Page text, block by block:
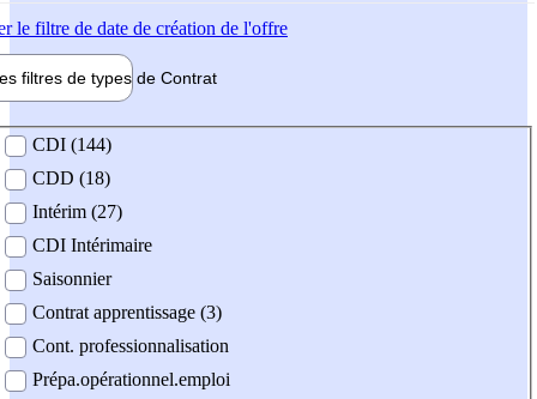
le filtre de date de création de l'offre
filtres de types de Contrat
contrat
CDI (144)
CDD (18)
Intérim (27)
CDI Intérimaire
Saisonnier
Contrat apprentissage (3)
Cont. professionnalisation
Prépa.opérationnel.emploi